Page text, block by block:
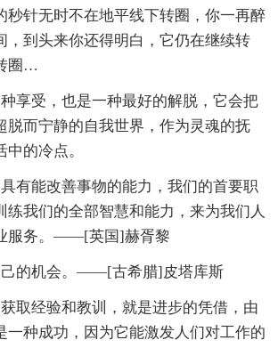
秒针无时不在地平线下转圈，你一再醉
，到头来你还得明白，它仍在继续转
圈…
享受，也是一种最好的解脱，它会把
脱而宁静的自我世界，作为灵魂的抚
的冷点。
有能改善事物的能力，我们的首要职
练我们的全部智慧和能力，来为我们人
服务。——[英国]赫胥黎
己的机会。——[古希腊]皮塔库斯
取经验和教训，就是进步的凭借，由
一种成功，因为它能激发人们对工作的